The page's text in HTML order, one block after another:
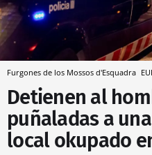
Furgones de los Mossos d'Esquadra
Detienen al
puñaladas a
local okupado